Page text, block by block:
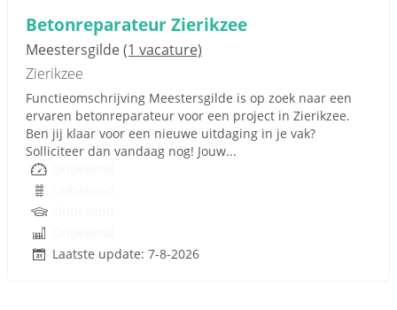
Betonreparateur Zierikzee
Meestersgilde(1 vacature)
Zierikzee
Functieomschrijving Meestersgilde is op zoek naar een
ervaren betonreparateur voor een project in Zierikzee.
Ben jij klaar voor een nieuwe uitdaging in je vak?
Solliciteer dan vandaag nog! Jouw...
Laatste update: 7-8-2026